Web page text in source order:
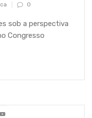
0
sob a perspectiva
Congresso